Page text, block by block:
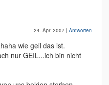
24. Apr. 2007 | Antworten
wie geil das ist.
nur GEIL...ich bin nicht